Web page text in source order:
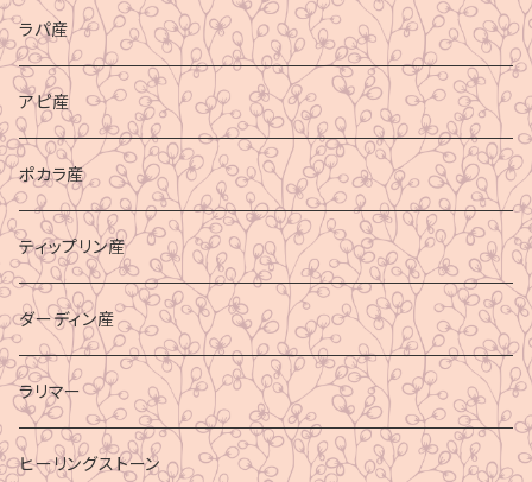
ラパ産
アピ産
ポカラ産
ティップリン産
ダーディン産
ラリマー
ヒーリングストーン